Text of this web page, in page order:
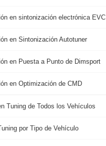
en sintonización electrónica EVC
en Sintonización Autotuner
en Puesta a Punto de Dimsport
en Optimización de CMD
Tuning de Todos los Vehículos
por Tipo de Vehículo